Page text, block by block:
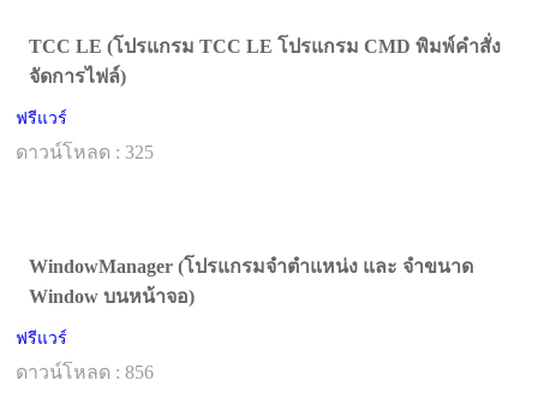
TCC LE (โปรแกรม TCC LE โปรแกรม CMD พิมพ์คำสั่ง
จัดการไฟล์)
ฟรีแวร์
ดาวน์โหลด : 325
WindowManager (โปรแกรมจำตำแหน่ง และ จำขนาด
Window บนหน้าจอ)
ฟรีแวร์
ดาวน์โหลด : 856